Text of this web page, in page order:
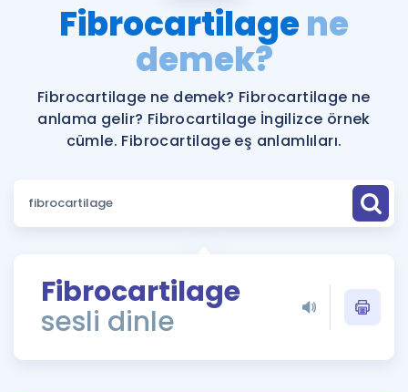
Şifremi Hatırlamıyorum
Katılımcı Görüşleri
Faydalı Araçlar
Ücretsiz Kaynaklar
Puan Hesaplama
ÖSYM Sınav Takvimi
Kampanyalar
İngilizce Gramer
Fibrocartilagene
demek?
Fibrocartilage ne demek? Fibrocartilage ne
anlama gelir? Fibrocartilage İngilizce örnek
cümle. Fibrocartilage eş anlamlıları.
Fibrocartilage
sesli dinle